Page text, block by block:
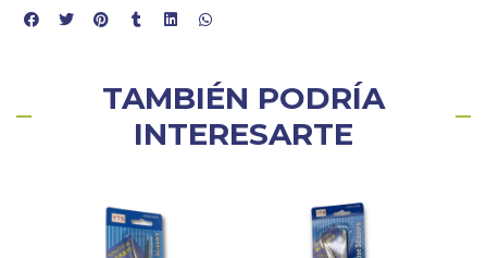
TAMBIÉN PODRÍA
INTERESARTE